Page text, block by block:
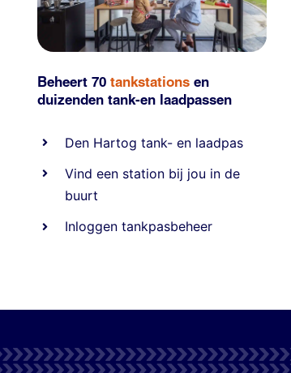
Beheert 70tankstationsen
duizendentank-en laadpassen
Den Hartog tank- en laadpas
Vind een station bij jou in de
buurt
Inloggen tankpasbeheer